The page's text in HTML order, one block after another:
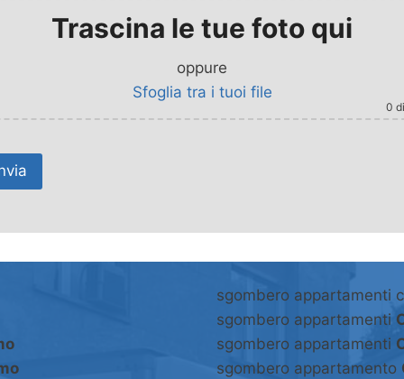
Trascina le tue foto qui
oppure
Sfoglia tra i tuoi file
0
sgombero appartamenti
sgombero appartamenti
sgombero appartamenti
sgombero appartamento